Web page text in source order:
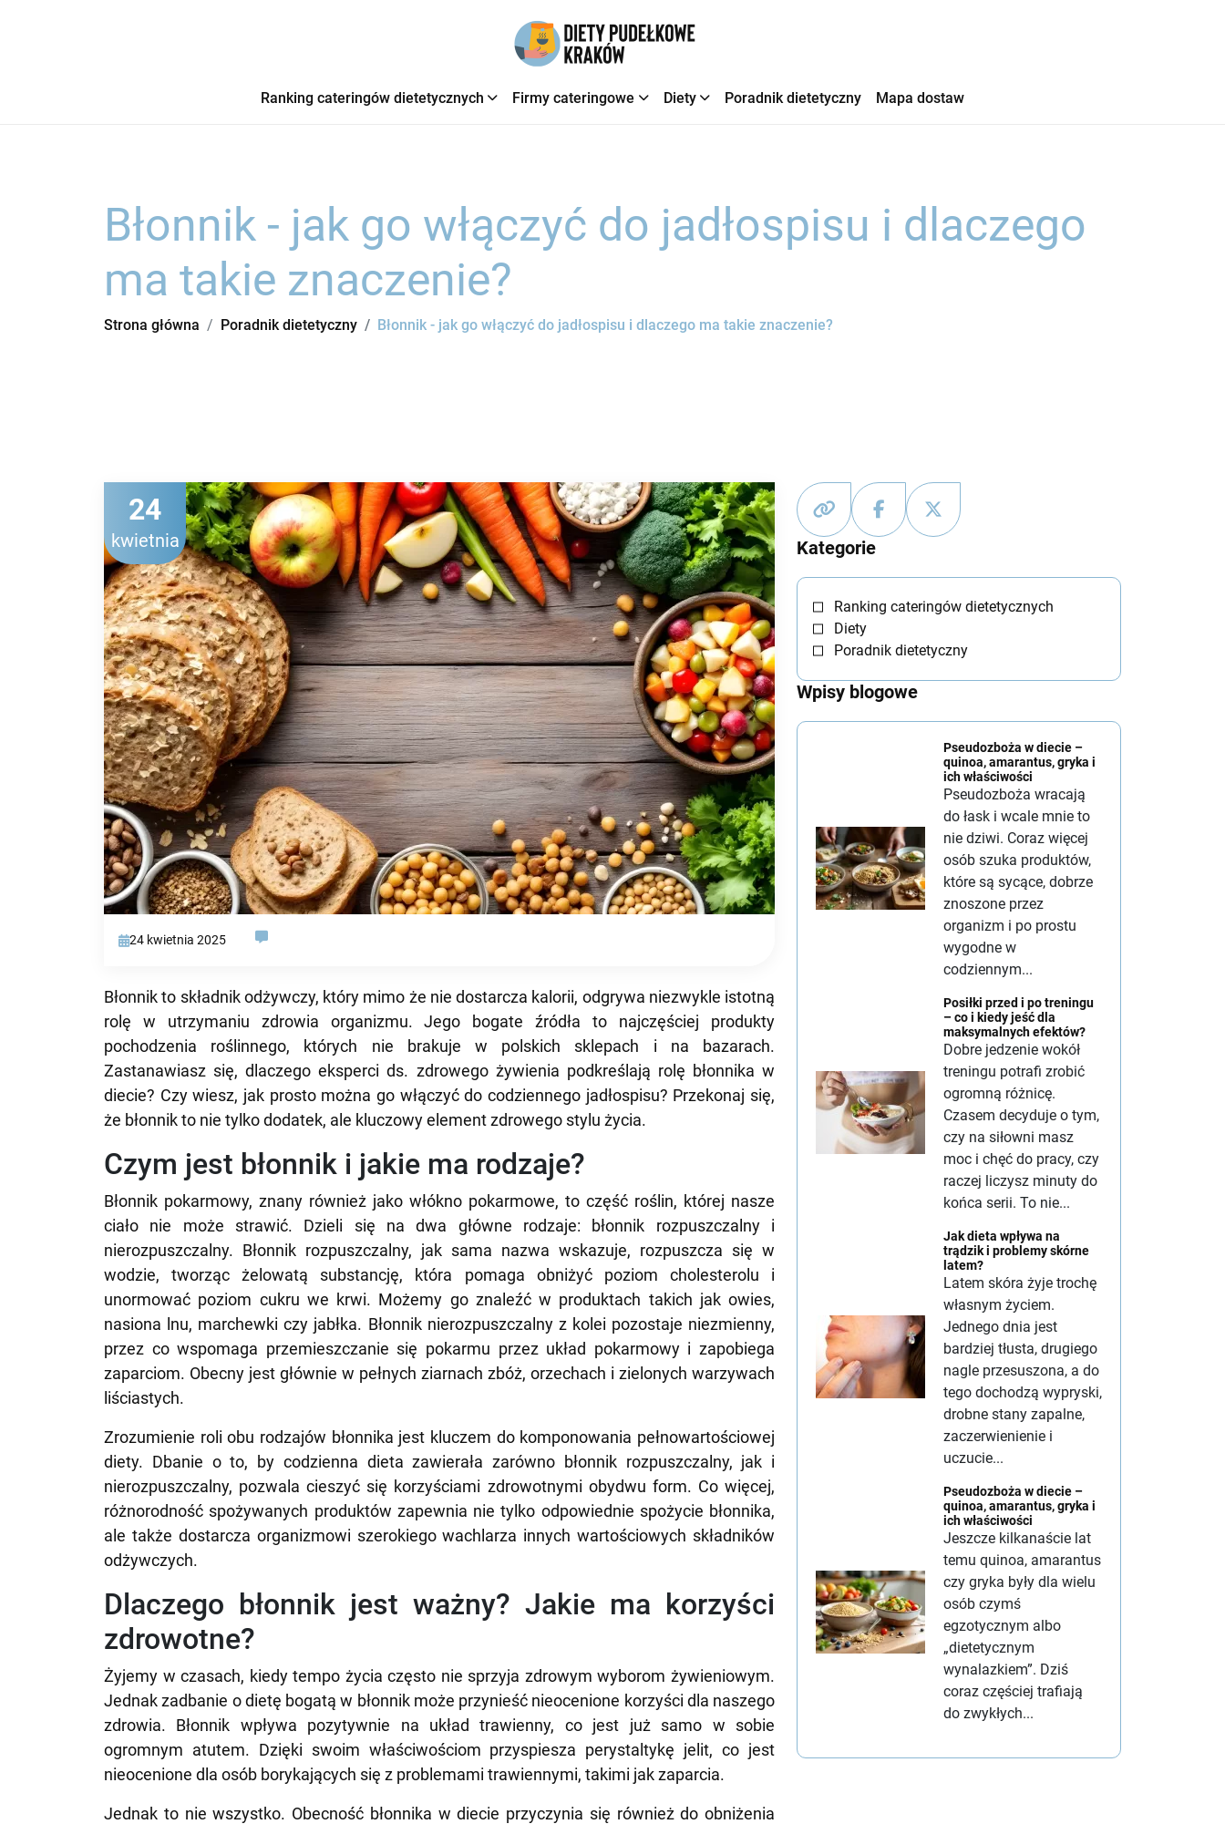
Ranking cateringów dietetycznych Firmy cateringowe Diety Poradnik dietetyczny Mapa dostaw
Błonnik - jak go włączyć do jadłospisu i dlaczego
ma takie znaczenie?
Strona główna Poradnik dietetyczny Błonnik - jak go włączyć do jadłospisu i dlaczego ma takie znaczenie?
24 kwietnia 2025
24
kwietnia
Błonnik to składnik odżywczy, który mimo że nie dostarcza kalorii, odgrywa niezwykle istotną
rolę w utrzymaniu zdrowia organizmu. Jego bogate źródła to najczęściej produkty
pochodzenia roślinnego, których nie brakuje w polskich sklepach i na bazarach.
Zastanawiasz się, dlaczego eksperci ds. zdrowego żywienia podkreślają rolę błonnika w
diecie? Czy wiesz, jak prosto można go włączyć do codziennego jadłospisu? Przekonaj się,
że błonnik to nie tylko dodatek, ale kluczowy element zdrowego stylu życia.
Czym jest błonnik i jakie ma rodzaje?
Błonnik pokarmowy, znany również jako włókno pokarmowe, to część roślin, której nasze
ciało nie może strawić. Dzieli się na dwa główne rodzaje: błonnik rozpuszczalny i
nierozpuszczalny. Błonnik rozpuszczalny, jak sama nazwa wskazuje, rozpuszcza się w
wodzie, tworząc żelowatą substancję, która pomaga obniżyć poziom cholesterolu i
unormować poziom cukru we krwi. Możemy go znaleźć w produktach takich jak owies,
nasiona lnu, marchewki czy jabłka. Błonnik nierozpuszczalny z kolei pozostaje niezmienny,
przez co wspomaga przemieszczanie się pokarmu przez układ pokarmowy i zapobiega
zaparciom. Obecny jest głównie w pełnych ziarnach zbóż, orzechach i zielonych warzywach
liściastych.
Zrozumienie roli obu rodzajów błonnika jest kluczem do komponowania pełnowartościowej
diety. Dbanie o to, by codzienna dieta zawierała zarówno błonnik rozpuszczalny, jak i
nierozpuszczalny, pozwala cieszyć się korzyściami zdrowotnymi obydwu form. Co więcej,
różnorodność spożywanych produktów zapewnia nie tylko odpowiednie spożycie błonnika,
ale także dostarcza organizmowi szerokiego wachlarza innych wartościowych składników
odżywczych.
Dlaczego błonnik jest ważny? Jakie ma korzyści
zdrowotne?
Żyjemy w czasach, kiedy tempo życia często nie sprzyja zdrowym wyborom żywieniowym.
Jednak zadbanie o dietę bogatą w błonnik może przynieść nieocenione korzyści dla naszego
zdrowia. Błonnik wpływa pozytywnie na układ trawienny, co jest już samo w sobie
ogromnym atutem. Dzięki swoim właściwościom przyspiesza perystaltykę jelit, co jest
nieocenione dla osób borykających się z problemami trawiennymi, takimi jak zaparcia.
Jednak to nie wszystko. Obecność błonnika w diecie przyczynia się również do obniżenia
Kategorie
Ranking cateringów dietetycznych
Diety
Poradnik dietetyczny
Wpisy blogowe
Pseudozboża w diecie –
quinoa, amarantus, gryka i
ich właściwości
Pseudozboża wracają
do łask i wcale mnie to
nie dziwi. Coraz więcej
osób szuka produktów,
które są sycące, dobrze
znoszone przez
organizm i po prostu
wygodne w
codziennym...
Posiłki przed i po treningu
– co i kiedy jeść dla
maksymalnych efektów?
Dobre jedzenie wokół
treningu potrafi zrobić
ogromną różnicę.
Czasem decyduje o tym,
czy na siłowni masz
moc i chęć do pracy, czy
raczej liczysz minuty do
końca serii. To nie...
Jak dieta wpływa na
trądzik i problemy skórne
latem?
Latem skóra żyje trochę
własnym życiem.
Jednego dnia jest
bardziej tłusta, drugiego
nagle przesuszona, a do
tego dochodzą wypryski,
drobne stany zapalne,
zaczerwienienie i
uczucie...
Pseudozboża w diecie –
quinoa, amarantus, gryka i
ich właściwości
Jeszcze kilkanaście lat
temu quinoa, amarantus
czy gryka były dla wielu
osób czymś
egzotycznym albo
„dietetycznym
wynalazkiem”. Dziś
coraz częściej trafiają
do zwykłych...